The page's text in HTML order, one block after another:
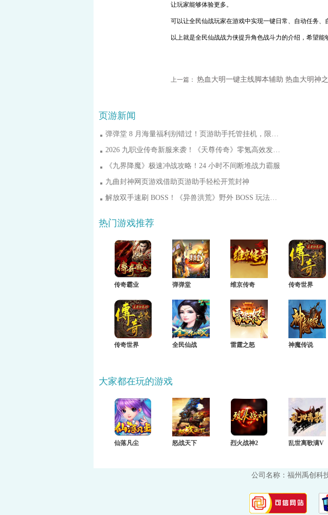
让玩家能够体验更多。
可以让全民仙战玩家在游戏中实现一键日常、自动任务、
以上就是全民仙战战力侠提升角色战斗力的介绍，希望
上一篇：
页游新闻
弹弹堂 8 月海量福利别错过！页游助手托管挂机，限定时装轻松到手
2026 九职业传奇新服来袭！《天尊传奇》零氪高效发育，快速玩转霸服
《九界降魔》极速冲战攻略！24 小时不间断堆战力霸服
九曲封神网页游戏借助页游助手轻松开荒封神
解放双手速刷 BOSS！《异兽洪荒》野外 BOSS 玩法，页游助手挂机打宝两不误
热门游戏推荐
传奇霸业 弹弹堂 维京传奇 传奇世界
传奇世界 全民仙战 雷霆之怒 神魔传说
大家都在玩的游戏
仙落凡尘 怒战天下 烈火战神2 乱世离歌满V
公司名称：福州禹创科